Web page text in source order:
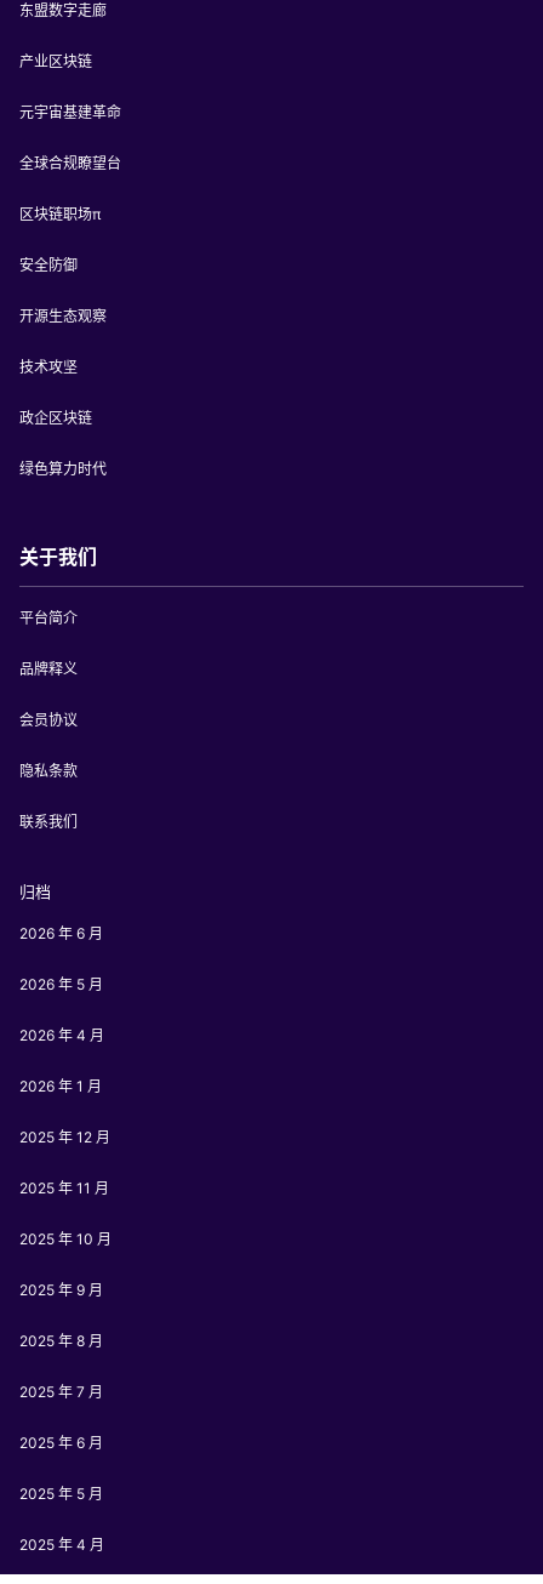
东盟数字走廊
产业区块链
元宇宙基建革命
全球合规瞭望台
区块链职场π
安全防御
开源生态观察
技术攻坚
政企区块链
绿色算力时代
关于我们
平台简介
品牌释义
会员协议
隐私条款
联系我们
归档
2026 年 6 月
2026 年 5 月
2026 年 4 月
2026 年 1 月
2025 年 12 月
2025 年 11 月
2025 年 10 月
2025 年 9 月
2025 年 8 月
2025 年 7 月
2025 年 6 月
2025 年 5 月
2025 年 4 月